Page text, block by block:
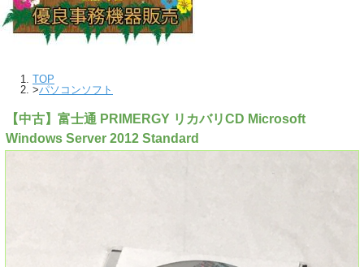
TOP
>パソコンソフト
【中古】富士通 PRIMERGY リカバリCD Microsoft
Windows Server 2012 Standard